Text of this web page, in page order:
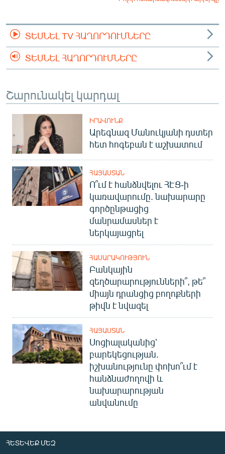
ՏԵՍՆԵԼ TV ՀԱՂՈՐԴՈՒՄՆԵՐԸ
ՏԵՍՆԵԼ ՀԱՂՈՐԴՈՒՄՆԵՐԸ
Շարունակել կարդալ
ԻՐԱՎՈՒՆՔ
Արեգնազ Մանուկյանի դստեր
հետ հոգեբան է աշխատում
ՀԱՅԱՍՏԱՆ
Ո՞ւմ է հանձնվելու ՀԷՑ-ի
կառավարումը. նախարարը
գործընթացից
մանրամասներ է
ներկայացրել
ՀԱՍԱՐԱԿՈՒԹՅՈՒՆ
Բանկային
զեղծարարությունների՞, թե՞
միայն դրանցից բողոքների
թիվն է նվազել
ՀԱՅԱՍՏԱՆ
Սոցիալականից՝
բարեկեցության.
իշխանությունը փոխո՞ւմ է
հանձնաժողովի և
նախարարության
անվանումը
ՀԵՏԵՎԵՔ ՄԵԶ